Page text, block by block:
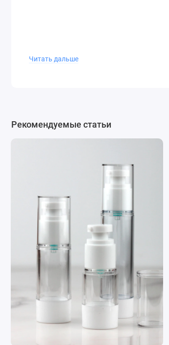
Преимущества
Вакуумная упаковка: Обеспечивает
контакта с воздухом. Это помогает
Удобство: Вакуумный флакон часто
продукт и контролировать его расход.
: ПЭТ – прочный и гибкий
транспортировки и хранения.
ПЭТ – легкий материал,
Экологичность: ПЭТ –
Чаще вакуумные флаконы
Для жидких косметических
Для тонких текстур: Продукты с
Для сохранения свежести:
Ознакомиться с ассортиментом нашего
Вакуумные флаконы для косметики
Читать дальше
Рекомендуемые статьи